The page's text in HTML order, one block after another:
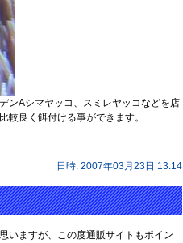
ンAシマヤッコ、スミレヤッコなどを店
較良く餌付ける事ができます。
日時: 2007年03月23日 13:14
いますが、この度通販サイトもポイン